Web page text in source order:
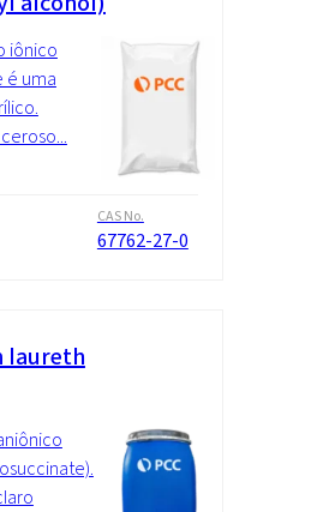
iônico
é uma
CAS No.
67762-27-0
laureth